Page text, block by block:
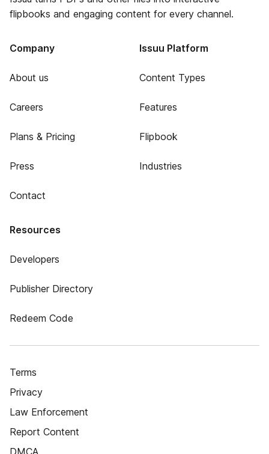
flipbooks and engaging content for every channel.
Company
About us
Careers
Plans & Pricing
Press
Contact
Issuu Platform
Content Types
Features
Flipbook
Industries
Resources
Developers
Publisher Directory
Redeem Code
Terms
Privacy
Law Enforcement
Report Content
DMCA